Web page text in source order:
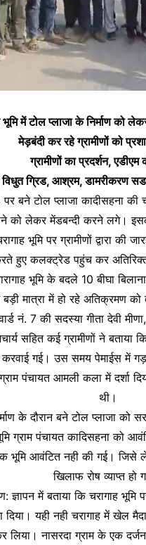
भूमि में टोल प्लाजा के निर्माण को
मेड़बंदी कर रहे ग्रामीणों को
ग्रामीणों का प्रदर्शन, एडीएम
ग्रिड, आश्रम, डामरीकरण
बने टोल प्लाजा कादीसहना
को लेकर मेंडबन्दी करने लगे।
भूमि पर ग्रामीणों द्वारा की
हुए कलक्ट्रेड पहुंच कर
भूमि के बदले 10 बीघा
मात्रा में हो रहे अतिक्रमण
नं. 7 की सदस्या गीता देवी
सहित कई ग्रामीणों ने बताया
करवाई गई। उस समय पेमाईस में
पंचायत आमली कला में दर्शा
थी।
के दौरान बने टोल प्लाजा को
ग्राम पंचायत कादिसहना को
भूमि आवंटित नही की गई। जिसे
खिलाफ रोष व्याप्त हो
ज्ञापन में बताया कि चरागाह
दिया। यही नही चरागाह में खेल
लिया। नासरदा ग्राम के एक